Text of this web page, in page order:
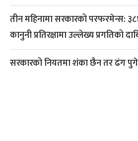
तीन महिनामा सरकारको परफरमेन्स:
कानुनी प्रतिरक्षामा उल्लेख्य प्रगतिको
सरकारको नियतमा शंका छैन तर ढंग